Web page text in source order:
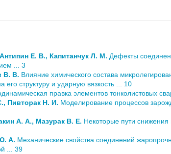
Е. В., Капитанчук Л. М. Дефекты
... 3
В. В. Влияние химического состава
структуру и ударную вязкость ... 10
правка элементов тонколистовых
Пивторак Н. И. Моделирование процессов
А. А., Мазурак В. Е. Некоторые пути
А. Механические свойства соединений
... 39